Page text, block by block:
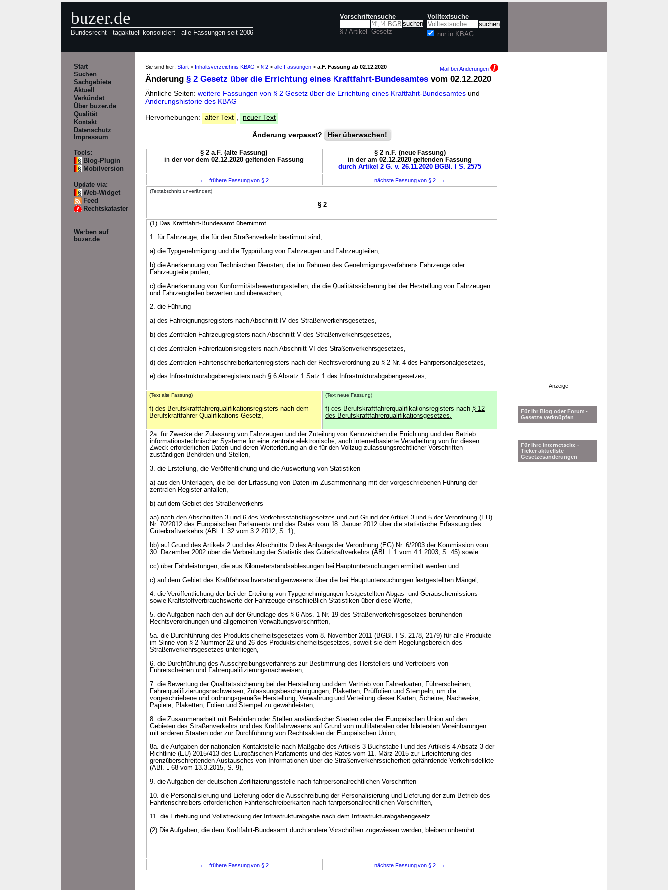
buzer.de
Bundesrecht - tagaktuell konsolidiert - alle Fassungen seit 2006
Vorschriftensuche
§ / Artikel Gesetz
Volltextsuche
nur in KBAG
Start
Suchen
Sachgebiete
Aktuell
Verkündet
Über buzer.de
Qualität
Kontakt
Datenschutz
Impressum
Tools:
Blog-Plugin
Mobilversion
Update via:
Web-Widget
Feed
Rechtskataster
Werben auf
buzer.de
Sie sind hier: Start > Inhaltsverzeichnis KBAG > § 2 > alle Fassungen > a.F. Fassung ab 02.12.2020 Mail bei Änderungen
Änderung § 2 Gesetz über die Errichtung eines Kraftfahrt-Bundesamtes vom 02.12.2020
Ähnliche Seiten: weitere Fassungen von § 2 Gesetz über die Errichtung eines Kraftfahrt-Bundesamtes und
Änderungshistorie des KBAG
Hervorhebungen:
alter Text neuer Text
Änderung verpasst? Hier überwachen!
§ 2 a.F. (alte Fassung)
in der vor dem 02.12.2020 geltenden Fassung
§ 2 n.F. (neue Fassung)
in der am 02.12.2020 geltenden Fassung
durch Artikel 2 G. v. 26.11.2020 BGBl. I S. 2575
← frühere Fassung von § 2 nächste Fassung von § 2 →
(Textabschnitt unverändert)
§ 2
(1) Das Kraftfahrt-Bundesamt übernimmt
1. für Fahrzeuge, die für den Straßenverkehr bestimmt sind,
a) die Typgenehmigung und die Typprüfung von Fahrzeugen und Fahrzeugteilen,
b) die Anerkennung von Technischen Diensten, die im Rahmen des Genehmigungsverfahrens Fahrzeuge oder
Fahrzeugteile prüfen,
c) die Anerkennung von Konformitätsbewertungsstellen, die die Qualitätssicherung bei der Herstellung von Fahrzeugen
und Fahrzeugteilen bewerten und überwachen,
2. die Führung
a) des Fahreignungsregisters nach Abschnitt IV des Straßenverkehrsgesetzes,
b) des Zentralen Fahrzeugregisters nach Abschnitt V des Straßenverkehrsgesetzes,
c) des Zentralen Fahrerlaubnisregisters nach Abschnitt VI des Straßenverkehrsgesetzes,
d) des Zentralen Fahrtenschreiberkartenregisters nach der Rechtsverordnung zu § 2 Nr. 4 des Fahrpersonalgesetzes,
e) des Infrastrukturabgaberegisters nach § 6 Absatz 1 Satz 1 des Infrastrukturabgabengesetzes,
(Text alte Fassung)
f) des Berufskraftfahrerqualifikationsregisters nach dem
Berufskraftfahrer-Qualifikations-Gesetz,
(Text neue Fassung)
f) des Berufskraftfahrerqualifikationsregisters nach § 12
des Berufskraftfahrerqualifikationsgesetzes,
2a. für Zwecke der Zulassung von Fahrzeugen und der Zuteilung von Kennzeichen die Errichtung und den Betrieb
informationstechnischer Systeme für eine zentrale elektronische, auch internetbasierte Verarbeitung von für diesen
Zweck erforderlichen Daten und deren Weiterleitung an die für den Vollzug zulassungsrechtlicher Vorschriften
zuständigen Behörden und Stellen,
3. die Erstellung, die Veröffentlichung und die Auswertung von Statistiken
a) aus den Unterlagen, die bei der Erfassung von Daten im Zusammenhang mit der vorgeschriebenen Führung der
zentralen Register anfallen,
b) auf dem Gebiet des Straßenverkehrs
aa) nach den Abschnitten 3 und 6 des Verkehrsstatistikgesetzes und auf Grund der Artikel 3 und 5 der Verordnung (EU)
Nr. 70/2012 des Europäischen Parlaments und des Rates vom 18. Januar 2012 über die statistische Erfassung des
Güterkraftverkehrs (ABl. L 32 vom 3.2.2012, S. 1),
bb) auf Grund des Artikels 2 und des Abschnitts D des Anhangs der Verordnung (EG) Nr. 6/2003 der Kommission vom
30. Dezember 2002 über die Verbreitung der Statistik des Güterkraftverkehrs (ABl. L 1 vom 4.1.2003, S. 45) sowie
cc) über Fahrleistungen, die aus Kilometerstandsablesungen bei Hauptuntersuchungen ermittelt werden und
c) auf dem Gebiet des Kraftfahrsachverständigenwesens über die bei Hauptuntersuchungen festgestellten Mängel,
4. die Veröffentlichung der bei der Erteilung von Typgenehmigungen festgestellten Abgas- und Geräuschemissions-
sowie Kraftstoffverbrauchswerte der Fahrzeuge einschließlich Statistiken über diese Werte,
5. die Aufgaben nach den auf der Grundlage des § 6 Abs. 1 Nr. 19 des Straßenverkehrsgesetzes beruhenden
Rechtsverordnungen und allgemeinen Verwaltungsvorschriften,
5a. die Durchführung des Produktsicherheitsgesetzes vom 8. November 2011 (BGBl. I S. 2178, 2179) für alle Produkte
im Sinne von § 2 Nummer 22 und 26 des Produktsicherheitsgesetzes, soweit sie dem Regelungsbereich des
Straßenverkehrsgesetzes unterliegen,
6. die Durchführung des Ausschreibungsverfahrens zur Bestimmung des Herstellers und Vertreibers von
Führerscheinen und Fahrerqualifizierungsnachweisen,
7. die Bewertung der Qualitätssicherung bei der Herstellung und dem Vertrieb von Fahrerkarten, Führerscheinen,
Fahrerqualifizierungsnachweisen, Zulassungsbescheinigungen, Plaketten, Prüffolien und Stempeln, um die
vorgeschriebene und ordnungsgemäße Herstellung, Verwahrung und Verteilung dieser Karten, Scheine, Nachweise,
Papiere, Plaketten, Folien und Stempel zu gewährleisten,
8. die Zusammenarbeit mit Behörden oder Stellen ausländischer Staaten oder der Europäischen Union auf den
Gebieten des Straßenverkehrs und des Kraftfahrwesens auf Grund von multilateralen oder bilateralen Vereinbarungen
mit anderen Staaten oder zur Durchführung von Rechtsakten der Europäischen Union,
8a. die Aufgaben der nationalen Kontaktstelle nach Maßgabe des Artikels 3 Buchstabe l und des Artikels 4 Absatz 3 der
Richtlinie (EU) 2015/413 des Europäischen Parlaments und des Rates vom 11. März 2015 zur Erleichterung des
grenzüberschreitenden Austausches von Informationen über die Straßenverkehrssicherheit gefährdende Verkehrsdelikte
(ABl. L 68 vom 13.3.2015, S. 9),
9. die Aufgaben der deutschen Zertifizierungsstelle nach fahrpersonalrechtlichen Vorschriften,
10. die Personalisierung und Lieferung oder die Ausschreibung der Personalisierung und Lieferung der zum Betrieb des
Fahrtenschreibers erforderlichen Fahrtenschreiberkarten nach fahrpersonalrechtlichen Vorschriften,
11. die Erhebung und Vollstreckung der Infrastrukturabgabe nach dem Infrastrukturabgabengesetz.
(2) Die Aufgaben, die dem Kraftfahrt-Bundesamt durch andere Vorschriften zugewiesen werden, bleiben unberührt.
← frühere Fassung von § 2 nächste Fassung von § 2 →
Anzeige
Für Ihr Blog oder Forum -
Gesetze verknüpfen
Für Ihre Internetseite -
Ticker aktuellste
Gesetzesänderungen